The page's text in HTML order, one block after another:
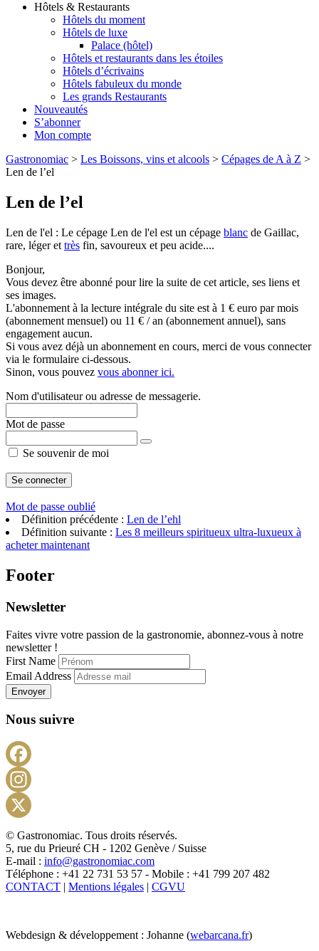
Hôtels & Restaurants
Hôtels du moment
Hôtels de luxe
Palace (hôtel)
Hôtels et restaurants dans les étoiles
Hôtels d’écrivains
Hôtels fabuleux du monde
Les grands Restaurants
Nouveautés
S’abonner
Mon compte
Gastronomiac > Les Boissons, vins et alcools > Cépages de A à Z >
Len de l’el
Len de l’el
Len de l'el : Le cépage Len de l'el est un cépage blanc de Gaillac,
rare, léger et très fin, savoureux et peu acide....
Bonjour,
Vous devez être abonné pour lire la suite de cet article, ses liens et
ses images.
L'abonnement à la lecture intégrale du site est à 1 € euro par mois
(abonnement mensuel) ou 11 € / an (abonnement annuel), sans
engagement aucun.
Si vous avez déjà un abonnement en cours, merci de vous connecter
via le formulaire ci-dessous.
Sinon, vous pouvez vous abonner ici.
Nom d'utilisateur ou adresse de messagerie.
Mot de passe
Se souvenir de moi
Mot de passe oublié
Définition précédente : Len de l’ehl
Définition suivante : Les 8 meilleurs spiritueux ultra-luxueux à
acheter maintenant
Footer
Newsletter
Faites vivre votre passion de la gastronomie, abonnez-vous à notre
newsletter !
First Name
Email Address
Envoyer
Nous suivre
X
© Gastronomiac. Tous droits réservés.
5, rue du Prieuré CH - 1202 Genève / Suisse
E-mail : info@gastronomiac.com
Téléphone : +41 22 731 53 57 - Mobile : +41 799 207 482
CONTACT | Mentions légales | CGVU
Webdesign & développement : Johanne (webarcana.fr)